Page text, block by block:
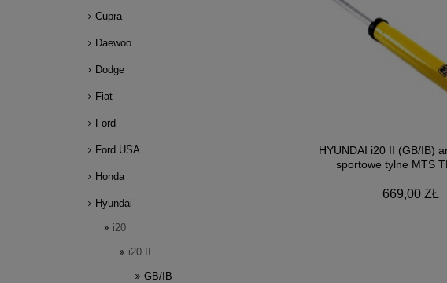
Cupra
Daewoo
Dodge
Fiat
Ford
Ford USA
Honda
Hyundai
i20
i20 II
GB/IB
HYUNDAI i20 II (GB/IB)
sportowe tylne MTS
669,00 ZŁ